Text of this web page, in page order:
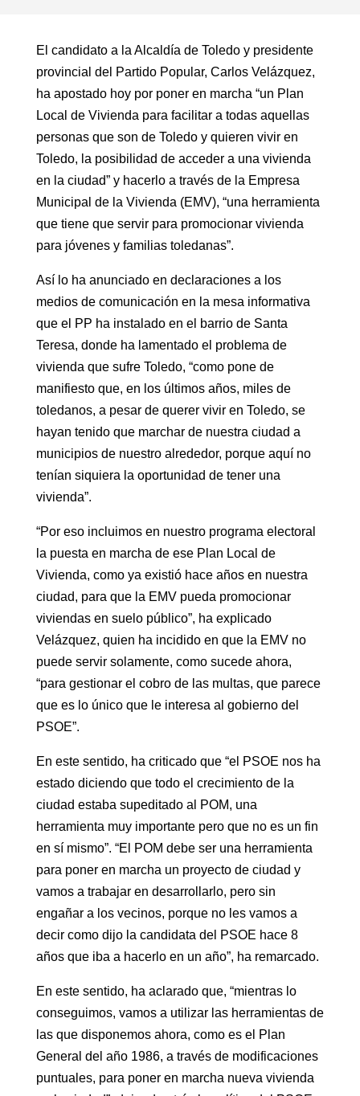
El candidato a la Alcaldía de Toledo y presidente
provincial del Partido Popular, Carlos Velázquez,
ha apostado hoy por poner en marcha “un Plan
Local de Vivienda para facilitar a todas aquellas
personas que son de Toledo y quieren vivir en
Toledo, la posibilidad de acceder a una vivienda
en la ciudad” y hacerlo a través de la Empresa
Municipal de la Vivienda (EMV), “una herramienta
que tiene que servir para promocionar vivienda
para jóvenes y familias toledanas”.
Así lo ha anunciado en declaraciones a los
medios de comunicación en la mesa informativa
que el PP ha instalado en el barrio de Santa
Teresa, donde ha lamentado el problema de
vivienda que sufre Toledo, “como pone de
manifiesto que, en los últimos años, miles de
toledanos, a pesar de querer vivir en Toledo, se
hayan tenido que marchar de nuestra ciudad a
municipios de nuestro alrededor, porque aquí no
tenían siquiera la oportunidad de tener una
vivienda”.
“Por eso incluimos en nuestro programa electoral
la puesta en marcha de ese Plan Local de
Vivienda, como ya existió hace años en nuestra
ciudad, para que la EMV pueda promocionar
viviendas en suelo público”, ha explicado
Velázquez, quien ha incidido en que la EMV no
puede servir solamente, como sucede ahora,
“para gestionar el cobro de las multas, que parece
que es lo único que le interesa al gobierno del
PSOE”.
En este sentido, ha criticado que “el PSOE nos ha
estado diciendo que todo el crecimiento de la
ciudad estaba supeditado al POM, una
herramienta muy importante pero que no es un fin
en sí mismo”. “El POM debe ser una herramienta
para poner en marcha un proyecto de ciudad y
vamos a trabajar en desarrollarlo, pero sin
engañar a los vecinos, porque no les vamos a
decir como dijo la candidata del PSOE hace 8
años que iba a hacerlo en un año”, ha remarcado.
En este sentido, ha aclarado que, “mientras lo
conseguimos, vamos a utilizar las herramientas de
las que disponemos ahora, como es el Plan
General del año 1986, a través de modificaciones
puntuales, para poner en marcha nueva vivienda